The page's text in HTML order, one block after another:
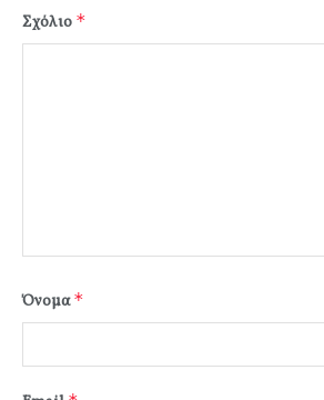
Σχόλιο *
Όνομα*